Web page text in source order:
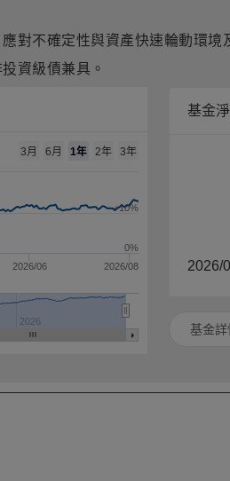
對不確定性與資產快速輪動環境
投資級債兼具 。
2026
3月 6月 1年 2年 3年
2026/06 2026/08
+10%
0%
基金
2026/
基金詳